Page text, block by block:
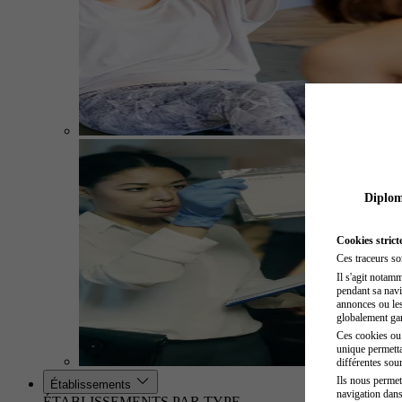
Établissements
Cookies
Ces traceurs
Il s'agit
pendant sa
annonces ou
globalement
Ces cookies
unique
différentes
Ils nous
navigation